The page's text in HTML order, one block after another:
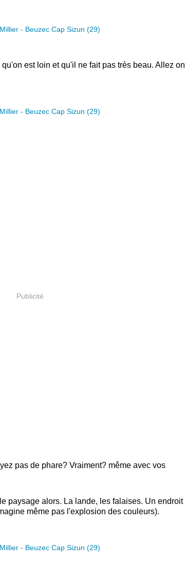
est loin et qu'il ne fait pas très beau. Allez on
Publicité
pas de phare? Vraiment? même avec vos
paysage alors. La lande, les falaises. Un endroit
même pas l'explosion des couleurs).